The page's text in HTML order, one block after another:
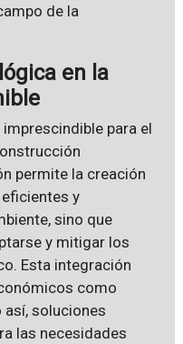
de la
en la
para el
permite la creación
y
sino que
y mitigar los
Esta integración
como
soluciones
las necesidades